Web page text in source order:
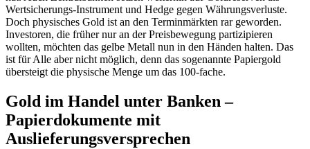
Wertsicherungs-Instrument und Hedge gegen Währungsverluste.
Doch physisches Gold ist an den Terminmärkten rar geworden.
Investoren, die früher nur an der Preisbewegung partizipieren
wollten, möchten das gelbe Metall nun in den Händen halten. Das
ist für Alle aber nicht möglich, denn das sogenannte Papiergold
übersteigt die physische Menge um das 100-fache.
Gold im Handel unter Banken –
Papierdokumente mit
Auslieferungsversprechen